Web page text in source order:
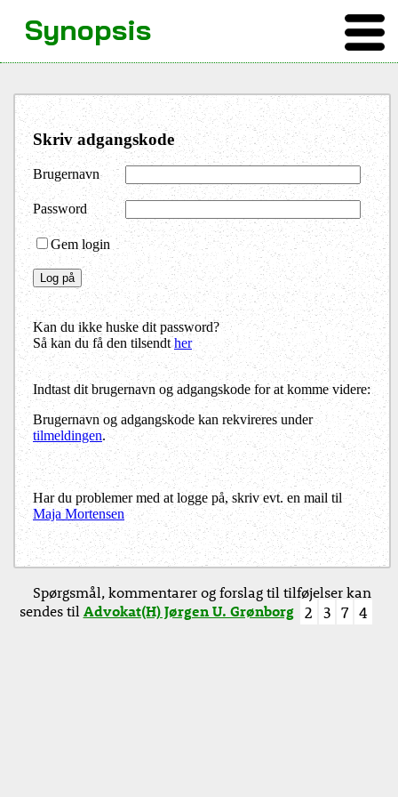
Skriv adgangskode
Brugernavn
Password
Gem login
Kan du ikke huske dit password?
Så kan du få den tilsendther
Indtast dit brugernavn og adgangskode for at komme videre:
Brugernavn og adgangskode kan rekvireres under
tilmeldingen.
Har du problemer med at logge på, skriv evt. en mail til
Maja Mortensen
Synopsis
Spørgsmål, kommentarer og forslag til tilføjelser kan
sendes tilAdvokat(H) Jørgen U. Grønborg 2 3 7 4